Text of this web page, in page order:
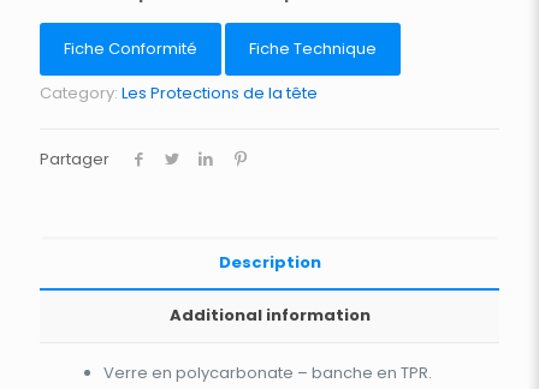
Fiche Conformité
Fiche Technique
Category: Les Protections de la tête
Partager
Description
Additional information
Verre en polycarbonate – banche en TPR.